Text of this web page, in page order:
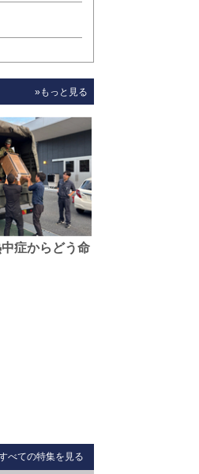
»もっと見る
中症からどう命
べての特集を見る